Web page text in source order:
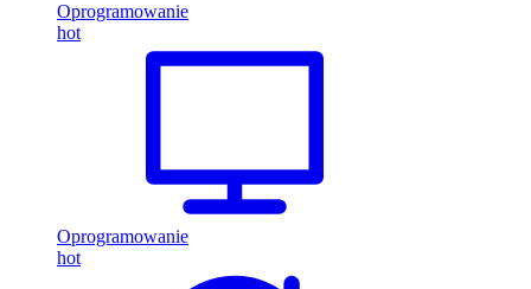
Oprogramowanie
hot
Oprogramowanie
hot